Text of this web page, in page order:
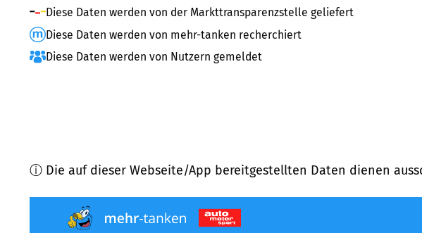
Diese Daten werden von der Markttransparenzstelle geliefert
Diese Daten werden von mehr-tanken recherchiert
Diese Daten werden von Nutzern gemeldet
ⓘ Die auf dieser Webseite/App bereitgestellten Daten dienen